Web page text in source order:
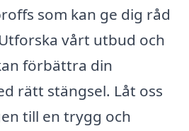
som kan ge dig råd
vårt utbud och
förbättra din
rätt stängsel. Låt oss
till en trygg och